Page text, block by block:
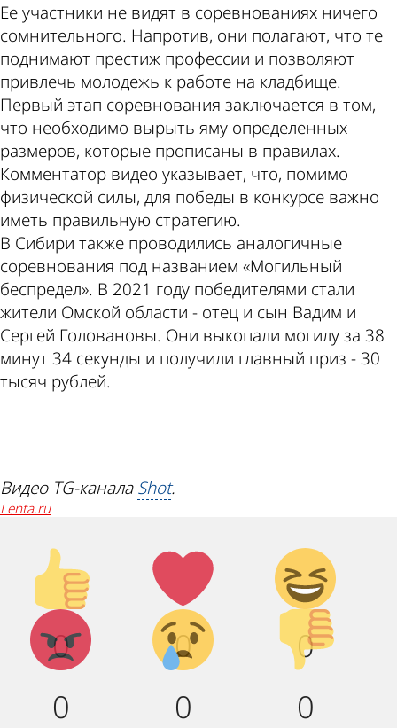
Ее участники не видят в соревнованиях ничего
сомнительного. Напротив, они полагают, что те
поднимают престиж профессии и позволяют
привлечь молодежь к работе на кладбище.
Первый этап соревнования заключается в том,
что необходимо вырыть яму определенных
размеров, которые прописаны в правилах.
Комментатор видео указывает, что, помимо
физической силы, для победы в конкурсе важно
иметь правильную стратегию.
В Сибири также проводились аналогичные
соревнования под названием «Могильный
беспредел». В 2021 году победителями стали
жители Омской области - отец и сын Вадим и
Сергей Головановы. Они выкопали могилу за 38
минут 34 секунды и получили главный приз - 30
тысяч рублей.
Видео TG-каналаShot.
lenta.ru
Палец
вверх!
0
Лайк!
0
Дикий
смех!
0
Агрессия!
0
Грусть :
(
0
Палец
вниз!
0